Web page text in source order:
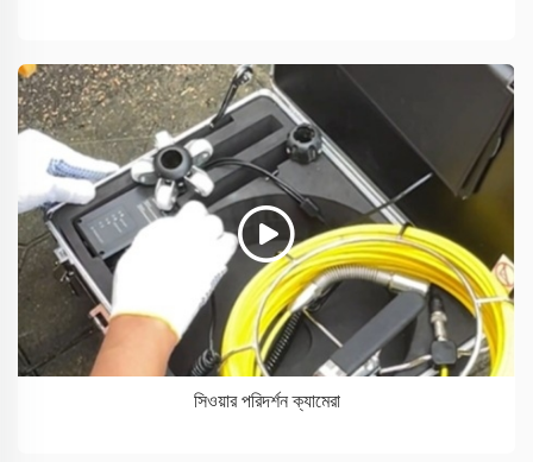
সিওয়ার পরিদর্শন ক্যামেরা